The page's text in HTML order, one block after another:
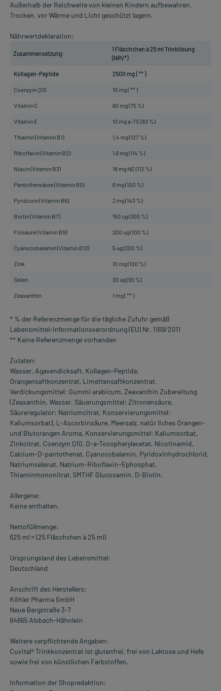
Außerhalb der Reichweite von kleinen Kindern aufbewahren.
Trocken, vor Wärme und Licht geschützt lagern.
Nährwertdeklaration:
Zusammensetzung:
1 Fläschchen à 25 ml Trinklösung
(NRV*)
Kollagen-Peptide 2500 mg ( ** )
Coenzym Q10 10 mg ( ** )
Vitamin C 60 mg (75 %)
Vitamin E 10 mg a-TE (83 %)
Thiamin (Vitamin B1) 1,4 mg (127 %)
Riboflavin (Vitamin B2) 1,6 mg (114 %)
Niacin (Vitamin B3) 18 mg NE (113 %)
Pantothensäure (Vitamin B5) 6 mg (100 %)
Pyridoxin (Vitamin B6) 2 mg (143 %)
Biotin (Vitamin B7) 150 ug (300 %)
Folsäure (Vitamin B9) 200 ug (100 %)
Cyanocobalamin (Vitamin B12) 5 ug (200 %)
Zink 10 mg (100 %)
Selen 30 ug (55 %)
Zeaxanthin 1 mg ( ** )
* % der Referenzmenge für die tägliche Zufuhr gemäß
Lebensmittel-Informationsverordnung (EU) Nr. 1169/2011
** Keine Referenzmenge vorhanden
Zutaten:
Wasser, Agavendicksaft, Kollagen-Peptide,
Orangensaftkonzentrat, Limettensaftkonzentrat,
Verdickungsmittel: Gummi arabicum, Zeaxanthin Zubereitung
(Zeaxanthin, Wasser, Säuerungsmittel: Zitronensäure,
Säureregulator: Natriumcitrat, Konservierungsmittel:
Kaliumsorbat), L-Ascorbinsäure, Meersalz, natür liches Orangen-
und Blutorangen Aroma, Konservierungsmittel: Kaliumsorbat,
Zinkcitrat, Coenzym Q10, D-a-Tocopherylacetat, Nicotinamid,
Calcium-D-pantothenat, Cyanocobalamin, Pyridoxinhydrochlorid,
Natriumselenat, Natrium-Riboflavin-5'phosphat,
Thiaminmononitrat, 5MTHF Glucosamin, D-Biotin.
Allergene:
Keine enthalten.
Nettofüllmenge:
625 ml = (25 Fläschchen à 25 ml)
Ursprungsland des Lebensmittel:
Deutschland
Anschrift des Herstellers:
Köhler Pharma GmbH
Neue Bergstraße 3-7
64665 Alsbach-Hähnlein
Weitere verpflichtende Angaben:
Cuvital® Trinkkonzentrat ist glutenfrei, frei von Laktose und Hefe
sowie frei von künstlichen Farbstoffen.
Information der Shopredaktion: